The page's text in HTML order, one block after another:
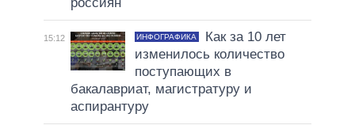
15:12 ИНФОГРАФИКА
Как за 10 лет
изменилось количество
поступающих в
бакалавриат, магистратуру и
аспирантуру